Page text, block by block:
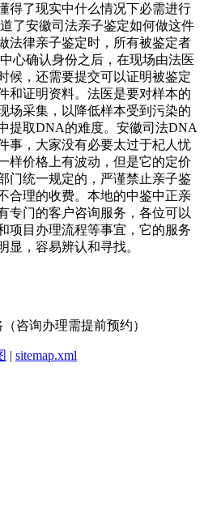
得了现实中什么情况下必需进行
了安徽司法亲子鉴定如何做这件
法律亲子鉴定时，所有被鉴定者
心确认身份之后，在现场由法医
候，还需要提交可以证明被鉴定
和证明资料。法医是要对样本的
场采集，以降低样本受到污染的
提取DNA的难度。安徽司法DNA
事，大家没有必要太过于杞人忧
样价格上有波动，但是它的定价
门统一规定的，严谨禁止亲子鉴
合理的收费。本地的中鉴中正亲
专门的客户咨询服务，各位可以
项目办理流程等事宜，它的服务
显，容易辨认和寻找。
咨询办理需提前预约）
| sitemap.xml